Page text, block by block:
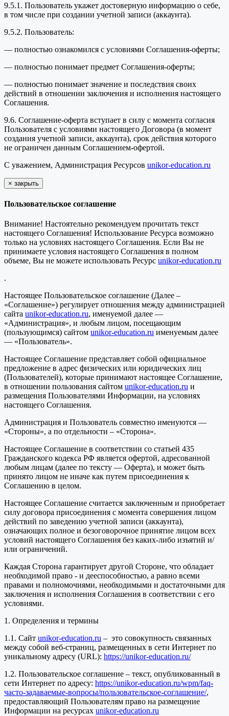
9.5.1. Пользователь укажет достоверную информацию о себе,
в том числе при создании учетной записи (аккаунта).
9.5.2. Пользователь:
— полностью ознакомился с условиями Соглашения-оферты;
— полностью понимает предмет Соглашения-оферты;
— полностью понимает значение и последствия своих
действий в отношении заключения и исполнения настоящего
Соглашения.
9.6. Соглашение-оферта вступает в силу с момента согласия
Пользователя с условиями настоящего Договора (в момент
создания учетной записи, аккаунта), срок действия которого
не ограничен данным Соглашением-офертой.
С уважением, Администрация Ресурсов unikor-education.ru
× закрыть
Пользовательское соглашение
Внимание! Настоятельно рекомендуем прочитать текст
настоящего Соглашения! Использование Ресурса возможно
только на условиях настоящего Соглашения. Если Вы не
принимаете условия настоящего Соглашения в полном
объеме, Вы не можете использовать Ресурс unikor-education.ru
.
Настоящее Пользовательское соглашение (Далее –
«Соглашение») регулирует отношения между администрацией
сайта unikor-education.ru, именуемой далее —
«Администрация», и любым лицом, посещающим
(пользующимся) сайтом unikor-education.ru именуемым далее
— «Пользователь».
Настоящее Соглашение представляет собой официальное
предложение в адрес физических или юридических лиц
(Пользователей), которые принимают настоящее Соглашение,
в отношении пользования сайтом unikor-education.ru и
размещения Пользователями Информации, на условиях
настоящего Соглашения.
Администрация и Пользователь совместно именуются —
«Стороны», а по отдельности – «Сторона».
Настоящее Соглашение в соответствии со статьей 435
Гражданского кодекса РФ является офертой, адресованной
любым лицам (далее по тексту — Оферта), и может быть
принято лицом не иначе как путем присоединения к
Соглашению в целом.
Настоящее Соглашение считается заключенным и приобретает
силу договора присоединения с момента совершения лицом
действий по заведению учетной записи (аккаунта),
означающих полное и безоговорочное принятие лицом всех
условий настоящего Соглашения без каких-либо изъятий и/
или ограничений.
Каждая Сторона гарантирует другой Стороне, что обладает
необходимой право - и дееспособностью, а равно всеми
правами и полномочиями, необходимыми и достаточными для
заключения и исполнения Соглашения в соответствии с его
условиями.
1. Определения и термины
1.1. Сайт unikor-education.ru – это совокупность связанных
между собой веб-страниц, размещенных в сети Интернет по
уникальному адресу (URL): https://unikor-education.ru/
1.2. Пользовательское соглашение – текст, опубликованный в
сети Интернет по адресу: https://unikor-education.ru/wpm/faq-
часто-задаваемые-вопросы/пользовательское-соглашение/,
предоставляющий Пользователям право на размещение
Информации на ресурсах unikor-education.ru